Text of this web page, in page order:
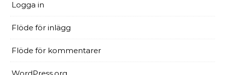
Logga in
Flöde för inlägg
Flöde för kommentarer